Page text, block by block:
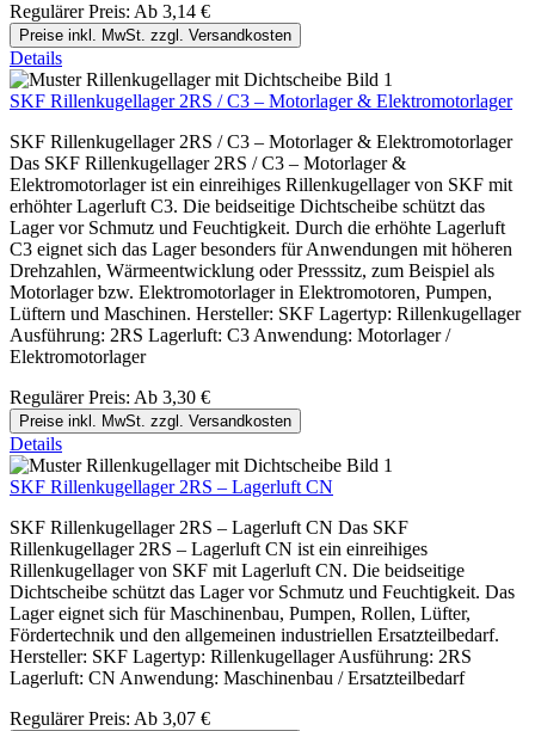
Regulärer Preis: Ab 3,14 €
Preise inkl. MwSt. zzgl. Versandkosten
Details
SKF Rillenkugellager 2RS / C3 – Motorlager & Elektromotorlager
SKF Rillenkugellager 2RS / C3 – Motorlager & Elektromotorlager
Das SKF Rillenkugellager 2RS / C3 – Motorlager &
Elektromotorlager ist ein einreihiges Rillenkugellager von SKF mit
erhöhter Lagerluft C3. Die beidseitige Dichtscheibe schützt das
Lager vor Schmutz und Feuchtigkeit. Durch die erhöhte Lagerluft
C3 eignet sich das Lager besonders für Anwendungen mit höheren
Drehzahlen, Wärmeentwicklung oder Presssitz, zum Beispiel als
Motorlager bzw. Elektromotorlager in Elektromotoren, Pumpen,
Lüftern und Maschinen. Hersteller: SKF Lagertyp: Rillenkugellager
Ausführung: 2RS Lagerluft: C3 Anwendung: Motorlager /
Elektromotorlager
Regulärer Preis: Ab 3,30 €
Preise inkl. MwSt. zzgl. Versandkosten
Details
SKF Rillenkugellager 2RS – Lagerluft CN
SKF Rillenkugellager 2RS – Lagerluft CN Das SKF
Rillenkugellager 2RS – Lagerluft CN ist ein einreihiges
Rillenkugellager von SKF mit Lagerluft CN. Die beidseitige
Dichtscheibe schützt das Lager vor Schmutz und Feuchtigkeit. Das
Lager eignet sich für Maschinenbau, Pumpen, Rollen, Lüfter,
Fördertechnik und den allgemeinen industriellen Ersatzteilbedarf.
Hersteller: SKF Lagertyp: Rillenkugellager Ausführung: 2RS
Lagerluft: CN Anwendung: Maschinenbau / Ersatzteilbedarf
Regulärer Preis: Ab 3,07 €